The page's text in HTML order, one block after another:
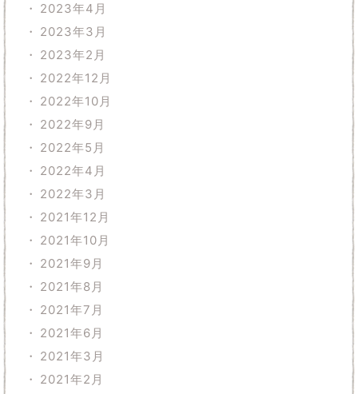
2023年4月
2023年3月
2023年2月
2022年12月
2022年10月
2022年9月
2022年5月
2022年4月
2022年3月
2021年12月
2021年10月
2021年9月
2021年8月
2021年7月
2021年6月
2021年3月
2021年2月